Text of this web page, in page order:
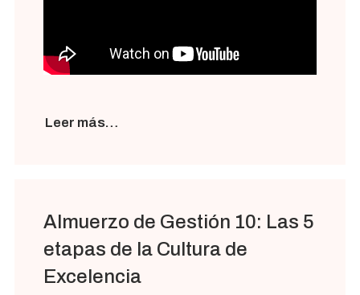
Leer más…
Almuerzo de Gestión 10: Las 5
etapas de la Cultura de
Excelencia